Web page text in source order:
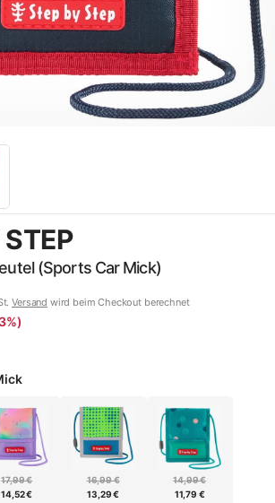
(Sports Car Mick)
Versand wird beim Checkout berechnet
17,99 €
14,52 €
16,99 €
13,29 €
14,99 €
11,79 €